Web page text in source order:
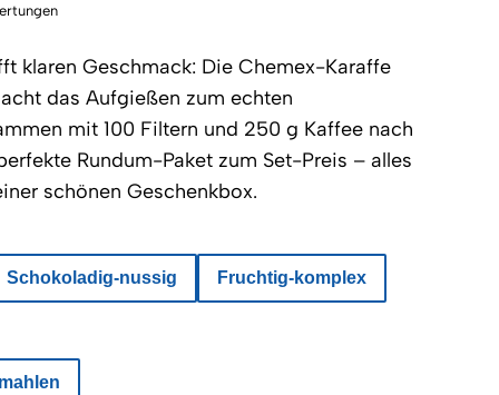
Schokoladig-nussig Fruchtig-komplex
klaren Geschmack: Die Chemex-Karaffe
das Aufgießen zum echten
mit 100 Filtern und 250 g Kaffee nach
Rundum-Paket zum Set-Preis – alles
schönen Geschenkbox.